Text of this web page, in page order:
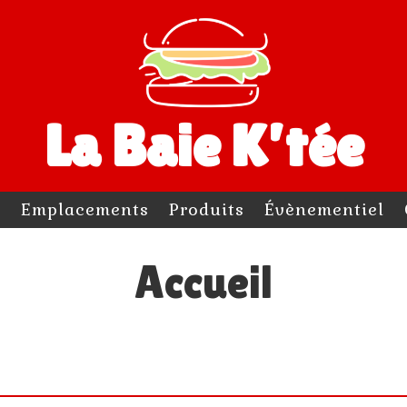
La Baie K’tée
Emplacements Produits Évènementiel
Accueil